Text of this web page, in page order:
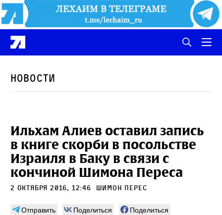
Новости
Ильхам Алиев оставил запись
в книге скорби в посольстве
Израиля в Баку в связи с
кончиной Шимона Переса
2 октября 2016, 12:46 Шимон Перес
Отправить Поделиться
Поделиться